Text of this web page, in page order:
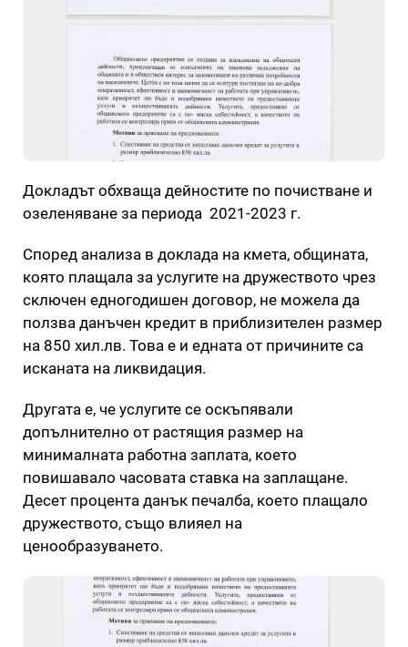
Докладът обхваща дейностите по почистване и
озеленяване за периода 2021-2023 г.
Според анализа в доклада на кмета, общината,
която плащала за услугите на дружеството чрез
сключен едногодишен договор, не можела да
ползва данъчен кредит в приблизителен размер
на 850 хил.лв. Това е и едната от причините са
исканата на ликвидация.
Другата е, че услугите се оскъпявали
допълнително от растящия размер на
минималната работна заплата, което
повишавало часовата ставка на заплащане.
Десет процента данък печалба, което плащало
дружеството, също влияел на
ценообразуването.